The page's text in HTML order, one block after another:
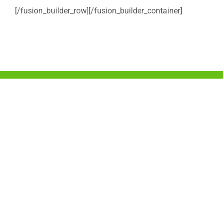
[/fusion_builder_row][/fusion_builder_container]